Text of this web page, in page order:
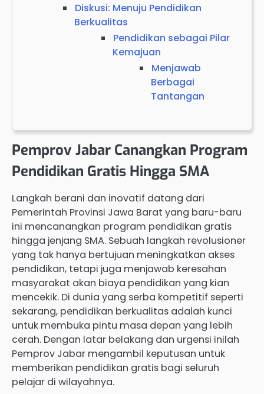
Diskusi: Menuju Pendidikan
Berkualitas
Pendidikan sebagai Pilar
Kemajuan
Menjawab
Berbagai
Tantangan
Pemprov Jabar Canangkan Program
Pendidikan Gratis Hingga SMA
Langkah berani dan inovatif datang dari
Pemerintah Provinsi Jawa Barat yang baru-baru
ini mencanangkan program pendidikan gratis
hingga jenjang SMA. Sebuah langkah revolusioner
yang tak hanya bertujuan meningkatkan akses
pendidikan, tetapi juga menjawab keresahan
masyarakat akan biaya pendidikan yang kian
mencekik. Di dunia yang serba kompetitif seperti
sekarang, pendidikan berkualitas adalah kunci
untuk membuka pintu masa depan yang lebih
cerah. Dengan latar belakang dan urgensi inilah
Pemprov Jabar mengambil keputusan untuk
memberikan pendidikan gratis bagi seluruh
pelajar di wilayahnya.